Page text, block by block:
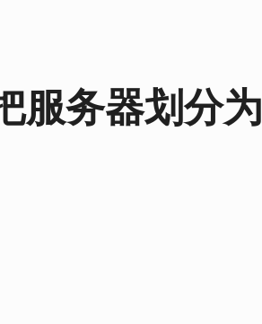
服务器划分为